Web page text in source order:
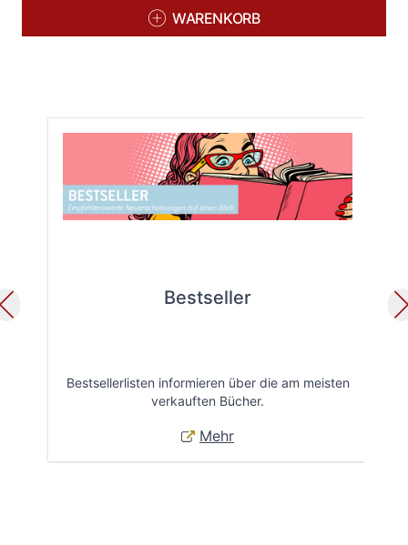
WARENKORB
Bestseller
Bestsellerlisten informieren über die am meisten
verkauften Bücher.
Mehr